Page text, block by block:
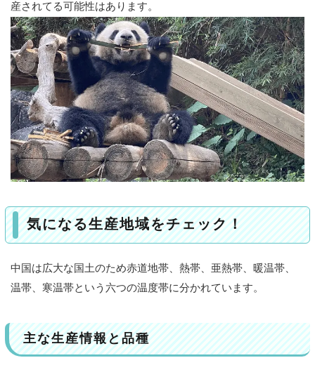
め
産されてる可能性はあります。
気になる生産地域をチェック！
中国は広大な国土のため赤道地帯、熱帯、亜熱帯、暖温帯、
温帯、寒温帯という六つの温度帯に分かれています。
主な生産情報と品種